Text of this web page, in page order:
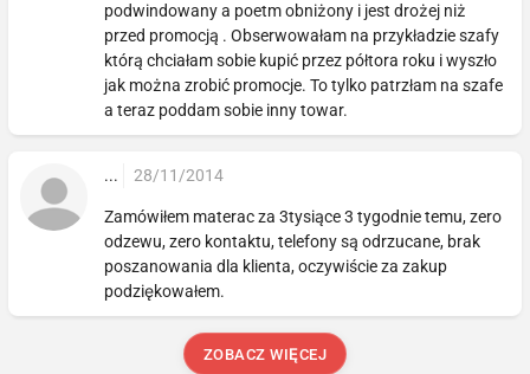
podwindowany a poetm obniżony i jest drożej niż
przed promocją . Obserwowałam na przykładzie szafy
którą chciałam sobie kupić przez półtora roku i wyszło
jak można zrobić promocje. To tylko patrzłam na szafe
a teraz poddam sobie inny towar.
... 28/11/2014
Zamówiłem materac za 3tysiące 3 tygodnie temu, zero
odzewu, zero kontaktu, telefony są odrzucane, brak
poszanowania dla klienta, oczywiście za zakup
podziękowałem.
ZOBACZ WIĘCEJ